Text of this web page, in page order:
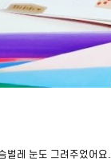
벌레 눈도 그려주었어요.